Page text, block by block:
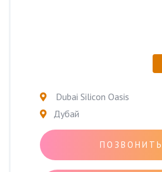
Dubai Silicon Oasis
Дубай
ПОЗВОНИТЬ